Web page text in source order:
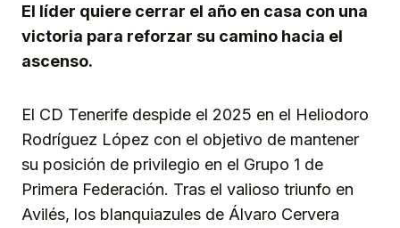
El líder quiere cerrar el año en casa con una
victoria para reforzar su camino hacia el
ascenso.
El CD Tenerife despide el 2025 en el Heliodoro
Rodríguez López con el objetivo de mantener
su posición de privilegio en el Grupo 1 de
Primera Federación. Tras el valioso triunfo en
Avilés, los blanquiazules de Álvaro Cervera